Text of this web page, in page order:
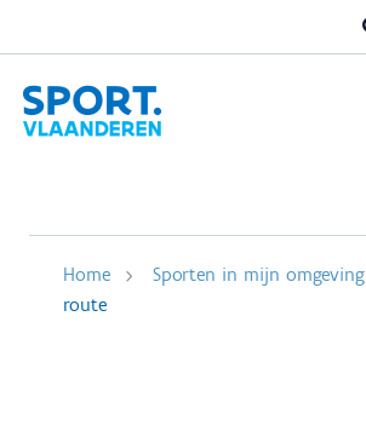
Home Sporten in mijn omgeving
route